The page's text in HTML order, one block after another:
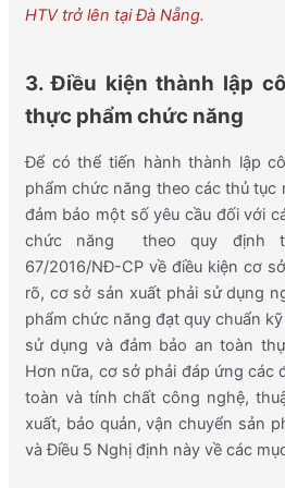
HTV trở lên tại Đà Nẵng.
3. Điều kiện thành lập
thực phẩm chức năng
Để có thể tiến hành thành lập
phẩm chức năng theo các thủ tục
đảm bảo một số yêu cầu đối với
chức năng theo quy định
67/2016/NĐ-CP về điều kiện cơ
rõ, cơ sở sản xuất phải sử dụng
phẩm chức năng đạt quy chuẩn
sử dụng và đảm bảo an toàn
Hơn nữa, cơ sở phải đáp ứng các
toàn và tính chất công nghệ,
xuất, bảo quản, vận chuyển sản
và Điều 5 Nghị định này về các